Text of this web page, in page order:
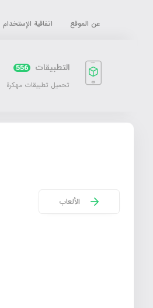
عن الموقع اتفاقية الإستخدام
التطبيقات 556
تحميل تطبيقات مهكرة
الألعاب